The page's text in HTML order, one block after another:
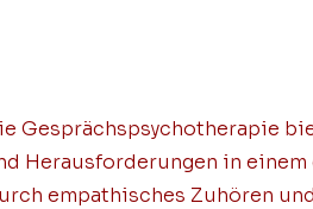
Gesprächspsychotherapie
Herausforderungen in einem
empathisches Zuhören